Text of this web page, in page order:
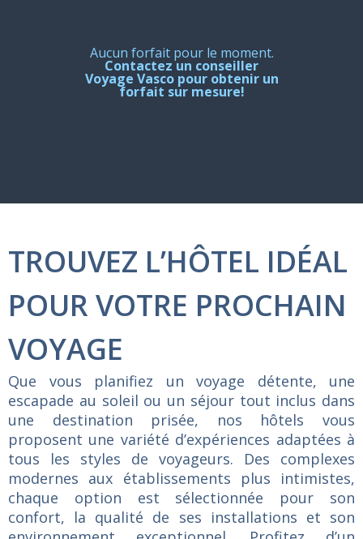
Aucun forfait pour le moment.
Contactez un conseiller
Voyage Vasco pour obtenir un
forfait sur mesure!
TROUVEZ L’HÔTEL IDÉAL
POUR VOTRE PROCHAIN
VOYAGE
Que vous planifiez un voyage détente, une
escapade au soleil ou un séjour tout inclus dans
une destination prisée, nos hôtelsvous
proposent une variété d’expériences adaptées à
tous les styles de voyageurs. Des complexes
modernes aux établissements plus intimistes,
chaque option est sélectionnée pour son
confort, la qualité de ses installations et son